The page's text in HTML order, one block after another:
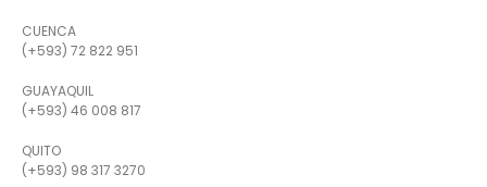
CUENCA
(+593) 72 822 951
GUAYAQUIL
(+593) 46 008 817
QUITO
(+593) 98 317 3270